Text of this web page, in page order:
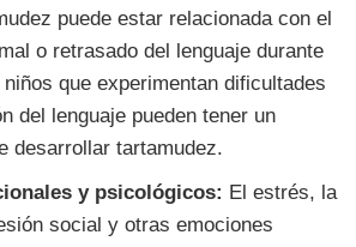
puede estar relacionada con el
o retrasado del lenguaje durante
que experimentan dificultades
del lenguaje pueden tener un
desarrollar tartamudez.
y psicológicos: El estrés, la
social y otras emociones